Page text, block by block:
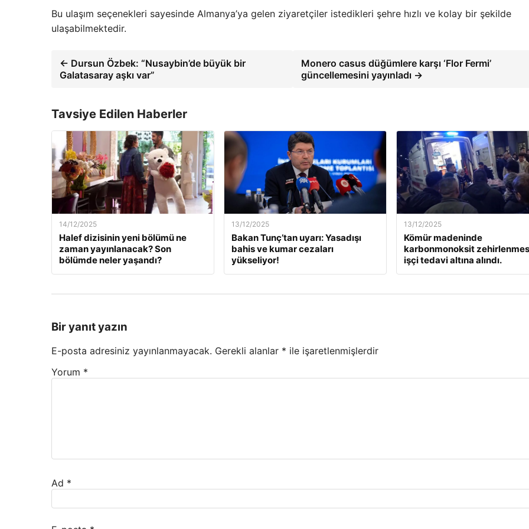
Bu ulaşım seçenekleri sayesinde Almanya’ya gelen ziyaretçiler istedikleri şehre hızlı ve kolay bir şekilde
ulaşabilmektedir.
← Dursun Özbek: “Nusaybin’de büyük bir
Galatasaray aşkı var”
Monero casus düğümlere karşı ‘Flor Fermi’
güncellemesini yayınladı →
Tavsiye Edilen Haberler
14/12/2025
Halef dizisinin yeni bölümü ne
zaman yayınlanacak? Son
bölümde neler yaşandı?
13/12/2025
Bakan Tunç’tan uyarı: Yasadışı
bahis ve kumar cezaları
yükseliyor!
13/12/2025
Kömür madeninde
karbonmonoksit
işçi tedavi altına alındı.
Bir yanıt yazın
E-posta adresiniz yayınlanmayacak. Gerekli alanlar * ile işaretlenmişlerdir
Yorum *
Ad *